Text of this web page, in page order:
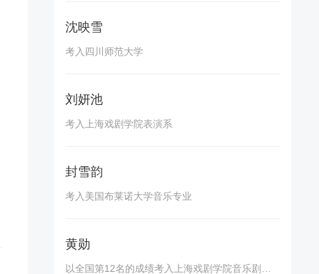
沈映雪
考入四川师范大学
刘妍池
考入上海戏剧学院表演系
封雪韵
考入美国布莱诺大学音乐专业
黄勋